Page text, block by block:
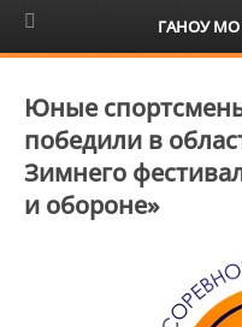
6+
Юные
победили в
Зимнего
и обороне»
ГАНОУ МО